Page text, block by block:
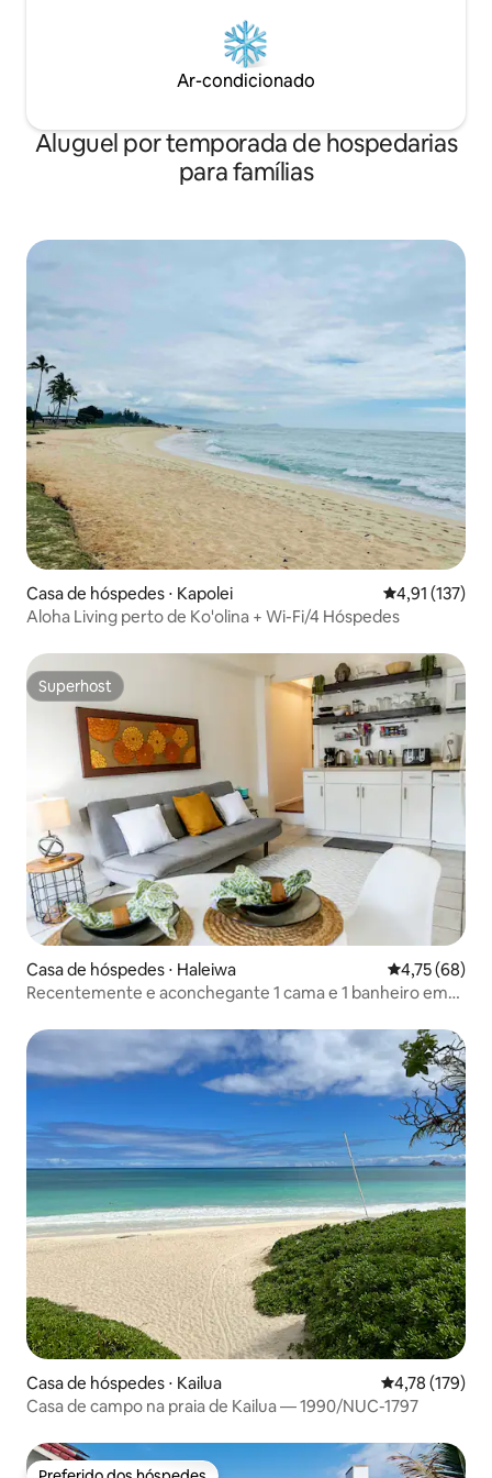
Ar-condicionado
Aluguel por temporada de hospedarias
para famílias
Casa de hóspedes ⋅ Kapolei 4,91 de uma
4,91 (137)
Aloha Living perto de Ko'olina + Wi-Fi/4 Hóspedes
Superhost
Superhost
Casa de hóspedes ⋅ Haleiwa 4,75 de uma
4,75 (68)
Recentemente e aconchegante 1 cama e 1 banheiro em
Casa de hóspedes ⋅ Kailua 4,78 de uma
4,78 (179)
Casa de campo na praia de Kailua — 1990/NUC-1797